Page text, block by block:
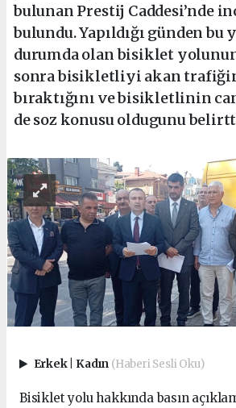
bulunan Prestij Caddesi’nde
bulundu. Yapıldığı günden bu
durumda olan bisiklet
sonra bisikletliyi akan
bıraktığını ve bisikletlinin
de soz konusu oldugunu
Erkek Kadın (Haberi Sesli Oku)
Bisiklet yolu hakkında basın